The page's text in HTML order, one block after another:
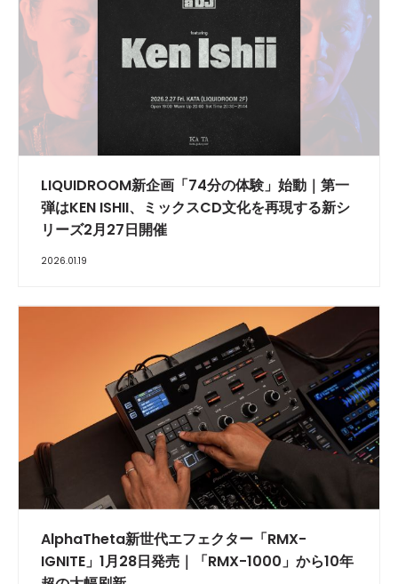
LIQUIDROOM新企画「74分の体験」始動｜第一
弾はKEN ISHII、ミックスCD文化を再現する新シ
リーズ2月27日開催
2026.01.19
AlphaTheta新世代エフェクター「RMX-
IGNITE」1月28日発売｜「RMX-1000」から10年